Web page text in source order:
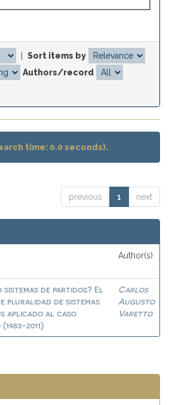
Sort items by
Authors/record
time: 0.0 seconds).
previous 1 next
Author(s)
sistemas de partidos? El
pluralidad de sistemas
aplicado al caso
2011)
Carlos
Augusto
Varetto